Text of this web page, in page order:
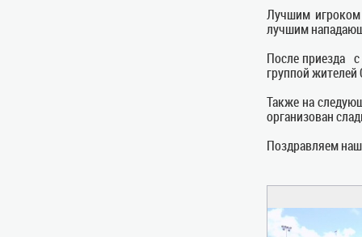
Лучшим
лучшим
После приезда
группой жителей
Также на
организован
Поздравляем